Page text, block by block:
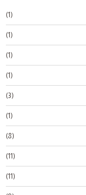
(1)
(1)
(1)
(1)
(3)
(1)
(8)
(11)
(11)